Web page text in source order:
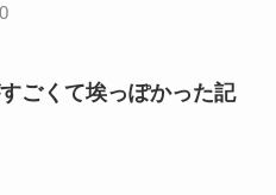
ごくて埃っぽかった記